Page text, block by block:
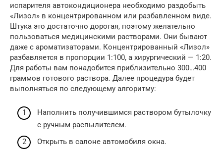
испарителя автокондиционера необходимо раздобыть
«Лизол» в концентрированном или разбавленном виде.
Штука это достаточно дорогая, поэтому желательно
пользоваться медицинскими растворами. Они бывают
даже с ароматизаторами. Концентрированный «Лизол»
разбавляется в пропорции 1:100, а хирургический — 1:20.
Для работы вам понадобится приблизительно 300…400
граммов готового раствора. Далее процедура будет
выполняться по следующему алгоритму:
Наполнить получившимся раствором бутылочку
с ручным распылителем.
Открыть в салоне автомобиля окна.